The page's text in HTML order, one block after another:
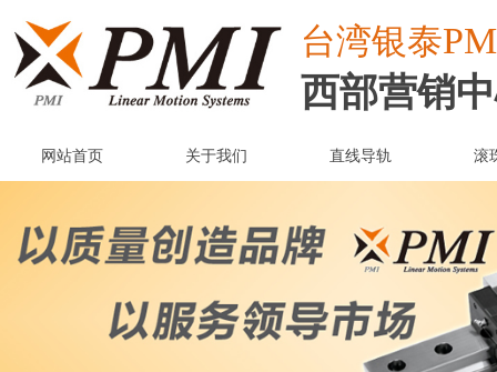
台湾银泰
西部营销
网站首页 关于我们 直线导轨 滚